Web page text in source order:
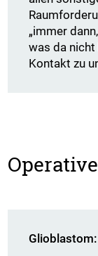
„immer
was da nicht
Kontakt zu